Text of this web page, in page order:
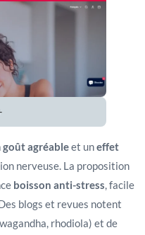
goût agréableet uneffet
nerveuse. La proposition
boisson anti-stress , facile
blogs et revues notent
rhodiola) et de